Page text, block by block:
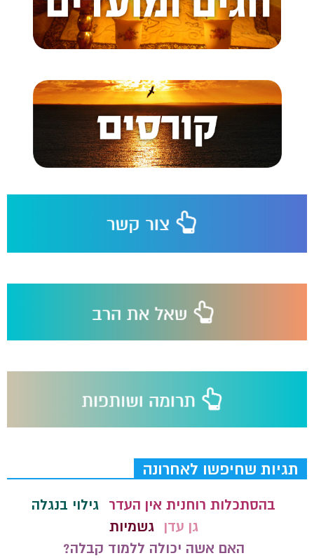
תגיות שחיפשו לאחרונה
בהסתכלות רוחנית אין העדר גילוי בנגלה
גן עדן
גשמיות
האם אשה יכולה ללמוד קבלה?